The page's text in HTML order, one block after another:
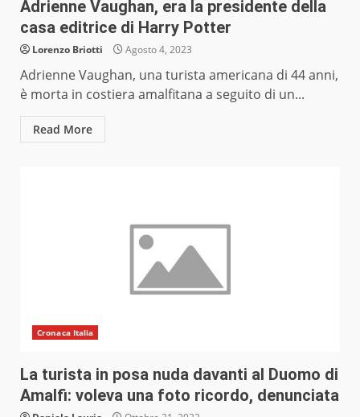
Adrienne Vaughan, era la presidente della
casa editrice di Harry Potter
Lorenzo Briotti Agosto 4, 2023
Adrienne Vaughan, una turista americana di 44 anni,
è morta in costiera amalfitana a seguito di un...
Read More
Cronaca Italia
La turista in posa nuda davanti al Duomo di
Amalfi: voleva una foto ricordo, denunciata